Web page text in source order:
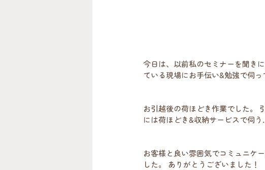
今日は、以前私のセミナーを聞き
ている現場にお手伝い&勉強で伺っ
お引越後の荷ほどき作業でした。
には荷ほどき&収納サービスで伺
お客様と良い雰囲気でコミュニケ
した。 ありがとうございました！